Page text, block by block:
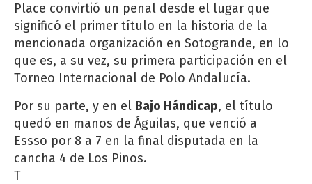
Place convirtió un penal desde el lugar que
significó el primer título en la historia de la
mencionada organización en Sotogrande, en lo
que es, a su vez, su primera participación en el
Torneo Internacional de Polo Andalucía.
Por su parte, y en el Bajo Hándicap, el título
quedó en manos de Águilas, que venció a
Essso por 8 a 7 en la final disputada en la
cancha 4 de Los Pinos.
T